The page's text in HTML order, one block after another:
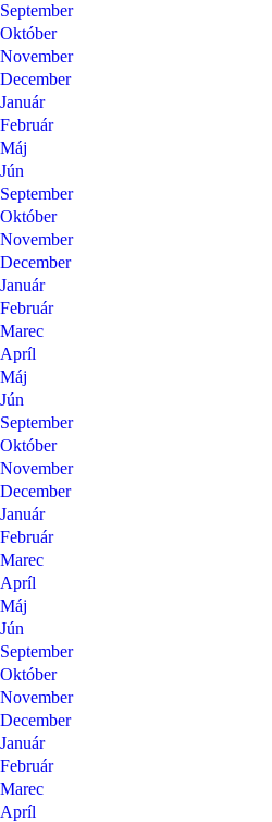
September
Október
November
December
Január
Február
Máj
Jún
September
Október
November
December
Január
Február
Marec
Apríl
Máj
Jún
September
Október
November
December
Január
Február
Marec
Apríl
Máj
Jún
September
Október
November
December
Január
Február
Marec
Apríl